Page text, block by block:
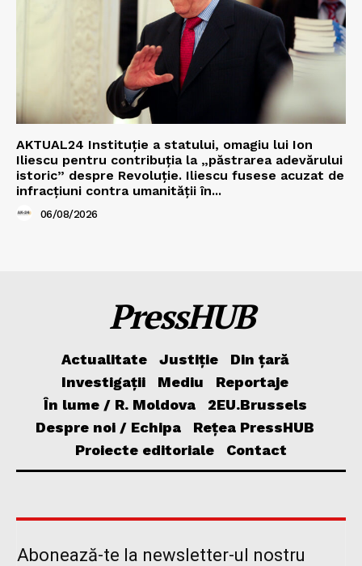
AKTUAL24 Instituție a statului, omagiu lui Ion
Iliescu pentru contribuția la „păstrarea adevărului
istoric” despre Revoluție. Iliescu fusese acuzat de
infracțiuni contra umanității în...
06/08/2026
PressHUB
Actualitate Justiție
Din țară
Investigații
Mediu
Reportaje
În lume / R. Moldova
2EU.Brussels
Despre noi / Echipa
Rețea PressHUB
Proiecte editoriale
Contact
Abonează-te la newsletter-ul nostru